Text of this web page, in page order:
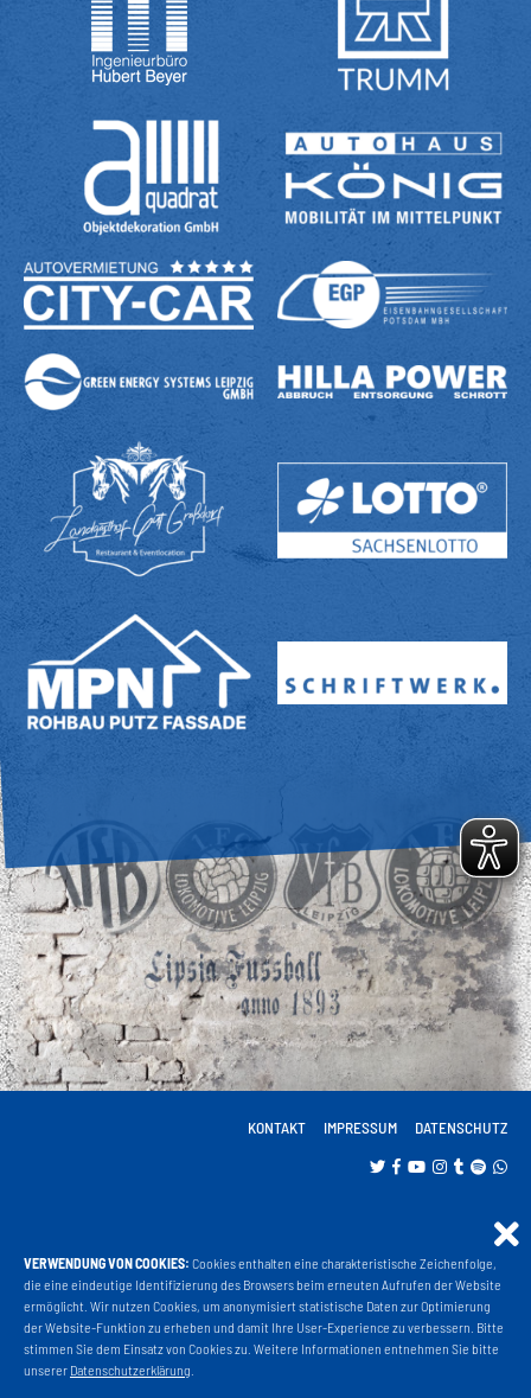
KONTAKT IMPRESSUM DATENSCHUTZ
Projekt Liga 3
Fanshop
VERWENDUNG VON COOKIES: Cookies enthalten eine charakteristische Zeichenfolge,
die eine eindeutige Identifizierung des Browsers beim erneuten Aufrufen der Website
ermöglicht. Wir nutzen Cookies, um anonymisiert statistische Daten zur Optimierung
der Website-Funktion zu erheben und damit Ihre User-Experience zu verbessern. Bitte
stimmen Sie dem Einsatz von Cookies zu. Weitere Informationen entnehmen Sie bitte
unserer Datenschutzerklärung